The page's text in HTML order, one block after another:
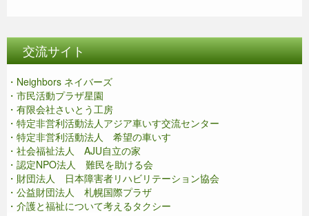
交流サイト
・Neighbors ネイバーズ
・市民活動プラザ星園
・有限会社さいとう工房
・特定非営利活動法人アジア車いす交流センター
・特定非営利活動法人 希望の車いす
・社会福祉法人 AJU自立の家
・認定NPO法人 難民を助ける会
・財団法人 日本障害者リハビリテーション協会
・公益財団法人 札幌国際プラザ
・介護と福祉について考えるタクシー